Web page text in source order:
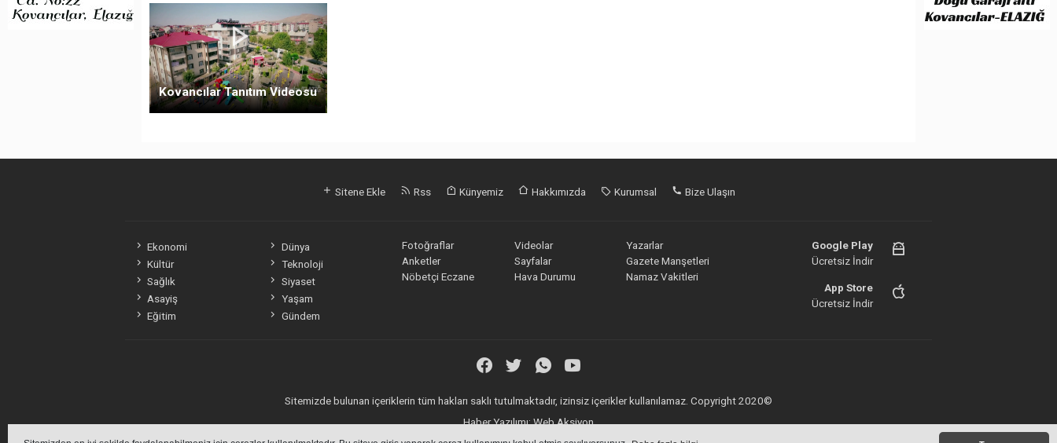
Kovancılar Tanıtım Videosu
Sitene Ekle Rss Künyemiz Hakkımızda Kurumsal Bize Ulaşın
Ekonomi
Dünya
Kültür
Teknoloji
Sağlık
Siyaset
Asayiş
Yaşam
Eğitim
Gündem
Fotoğraflar Videolar
Yazarlar
Anketler
Sayfalar
Gazete Manşetleri
Nöbetçi Eczane
Hava Durumu Namaz Vakitleri
Google Play
Ücretsiz İndir
App Store
Ücretsiz İndir
Sitemizde bulunan içeriklerin tüm hakları saklı tutulmaktadır, izinsiz içerikler kullanılamaz. Copyright 2020©
Haber Yazılımı:Web Aksiyon
haber yazılımı
haber paketi haber scripti haber yazılım